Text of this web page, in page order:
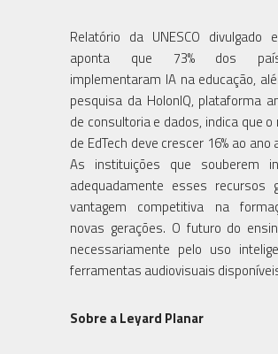
Relatório da UNESCO divulgado
aponta que 73% dos
implementaram IA na educação,
pesquisa da HolonIQ, plataforma
de consultoria e dados, indica que o
de EdTech deve crescer 16% ao ano
As instituições que souberem
adequadamente esses recursos
vantagem competitiva na
novas gerações. O futuro do
necessariamente pelo uso
ferramentas audiovisuais
Sobre a Leyard Planar